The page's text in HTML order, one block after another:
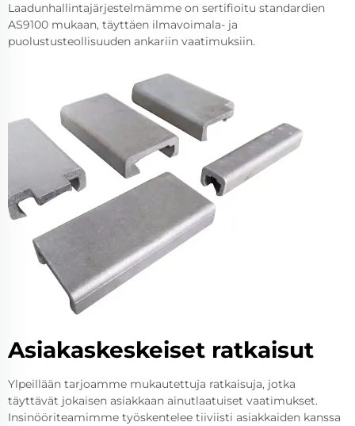
Laadunhallintajärjestelmämme on sertifioitu standardien
AS9100 mukaan, täyttäen ilmavoimala- ja
puolustusteollisuuden ankariin vaatimuksiin.
Asiakaskeskeiset ratkaisut
Ylpeillään tarjoamme mukautettuja ratkaisuja, jotka
täyttävät jokaisen asiakkaan ainutlaatuiset vaatimukset.
Insinööriteamimme työskentelee tiiviisti asiakkaiden kanssa